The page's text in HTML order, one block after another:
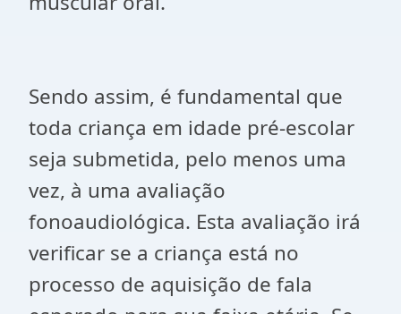
Sendo assim, é fundamental que
toda criança em idade pré-escolar
seja submetida, pelo menos uma
vez, à uma avaliação
fonoaudiológica. Esta avaliação irá
verificar se a criança está no
processo de aquisição de fala